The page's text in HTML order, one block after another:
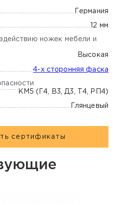
Германия
12 мм
ножек мебели и
Высокая
4-х сторонняя фаска
КМ5 (Г4, В3, Д3, Т4, РП4)
Глянцевый
сертификаты